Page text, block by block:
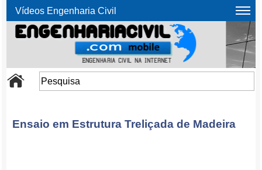
Vídeos Engenharia Civil
Ensaio em Estrutura Treliçada de Madeira